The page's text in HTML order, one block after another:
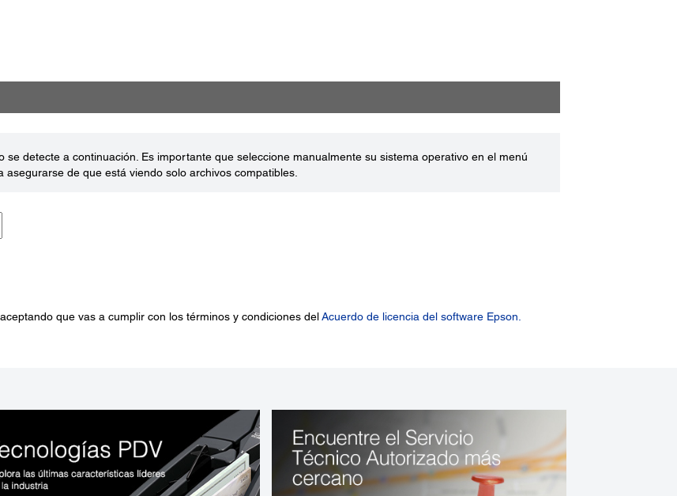
se detecte a continuación. Es importante que seleccione manualmente su sistema operativo en el menú
de que está viendo solo archivos compatibles.
que vas a cumplir con los términos y condiciones delAcuerdo de licencia del software Epson.